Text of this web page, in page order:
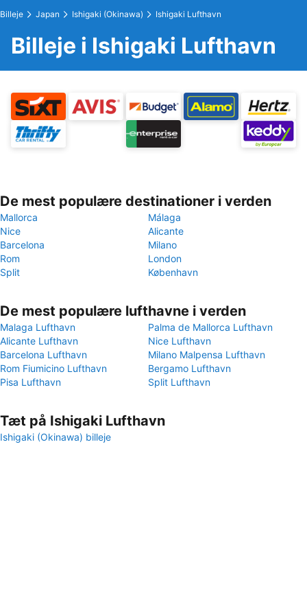
Billeje Japan Ishigaki (Okinawa) Ishigaki Lufthavn
Billeje i Ishigaki Lufthavn
De mest populære destinationer i verden
Mallorca
Málaga
Nice
Alicante
Barcelona
Milano
Rom
London
Split
København
De mest populære lufthavne i verden
Malaga Lufthavn
Palma de Mallorca Lufthavn
Alicante Lufthavn
Nice Lufthavn
Barcelona Lufthavn
Milano Malpensa Lufthavn
Rom Fiumicino Lufthavn
Bergamo Lufthavn
Pisa Lufthavn
Split Lufthavn
Tæt på Ishigaki Lufthavn
Ishigaki (Okinawa) billeje